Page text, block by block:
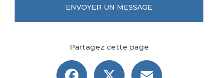
ENVOYER UN MESSAGE
Partagez cette page
Facebook